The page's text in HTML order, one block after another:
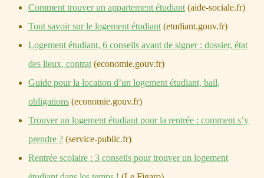
Comment trouver un appartement étudiant (aide-sociale.fr)
Tout savoir sur le logement étudiant (etudiant.gouv.fr)
Logement étudiant, 6 conseils avant de signer : dossier, état
des lieux, contrat (economie.gouv.fr)
Guide pour la location d’un logement étudiant, bail,
obligations (economie.gouv.fr)
Trouver un logement étudiant pour la rentrée : comment s’y
prendre ? (service-public.fr)
Rentrée scolaire : 3 conseils pour trouver un logement